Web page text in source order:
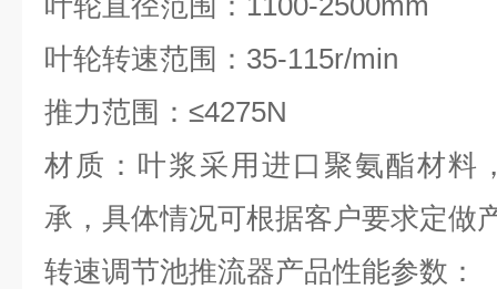
叶轮转速范围：35-115r/min
推力范围：≤4275N
材质：叶浆采用进口聚氨酯材料
承，具体情况可根据客户要求定做
转速调节池推流器产品性能参数 ：